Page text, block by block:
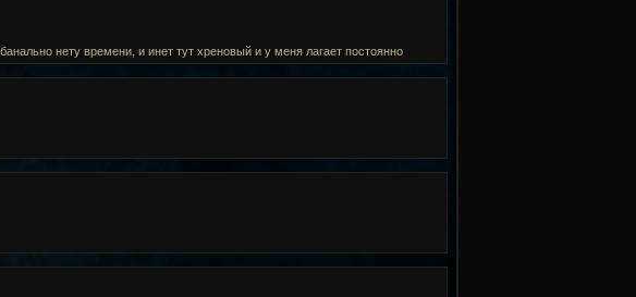
нету времени, и инет тут хреновый и у меня лагает постоянно